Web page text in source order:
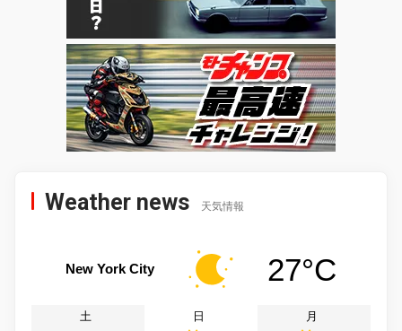
Weather news 天気情報
New York City 27°C
土 日 月